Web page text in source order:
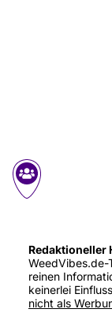
Redaktioneller
reinen
keinerlei
nicht als